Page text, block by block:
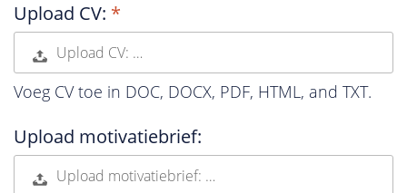
Upload CV:
Upload CV: …
Voeg CV toe in DOC, DOCX, PDF, HTML, and TXT.
Upload motivatiebrief:
Upload motivatiebrief: …